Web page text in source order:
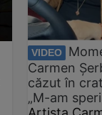
VIDEO
Carmen
căzut în
„M-am